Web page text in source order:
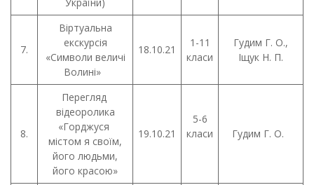
7.
Віртуальна
екскурсія
«Символи величі
Волині»
18.10.21
1-11
класи
Гудим Г. О.,
Іщук Н. П.
8.
Перегляд
відеоролика
«Горджуся
містом я своїм,
його людьми,
його красою»
19.10.21
5-6
класи
Гудим Г. О.